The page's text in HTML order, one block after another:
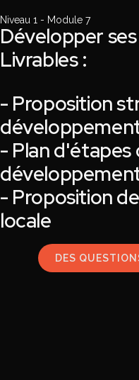
Niveau 1 - Module 7
Développer
Livrables :
- Proposition
- Plan d'étapes
- Proposition
locale
DES